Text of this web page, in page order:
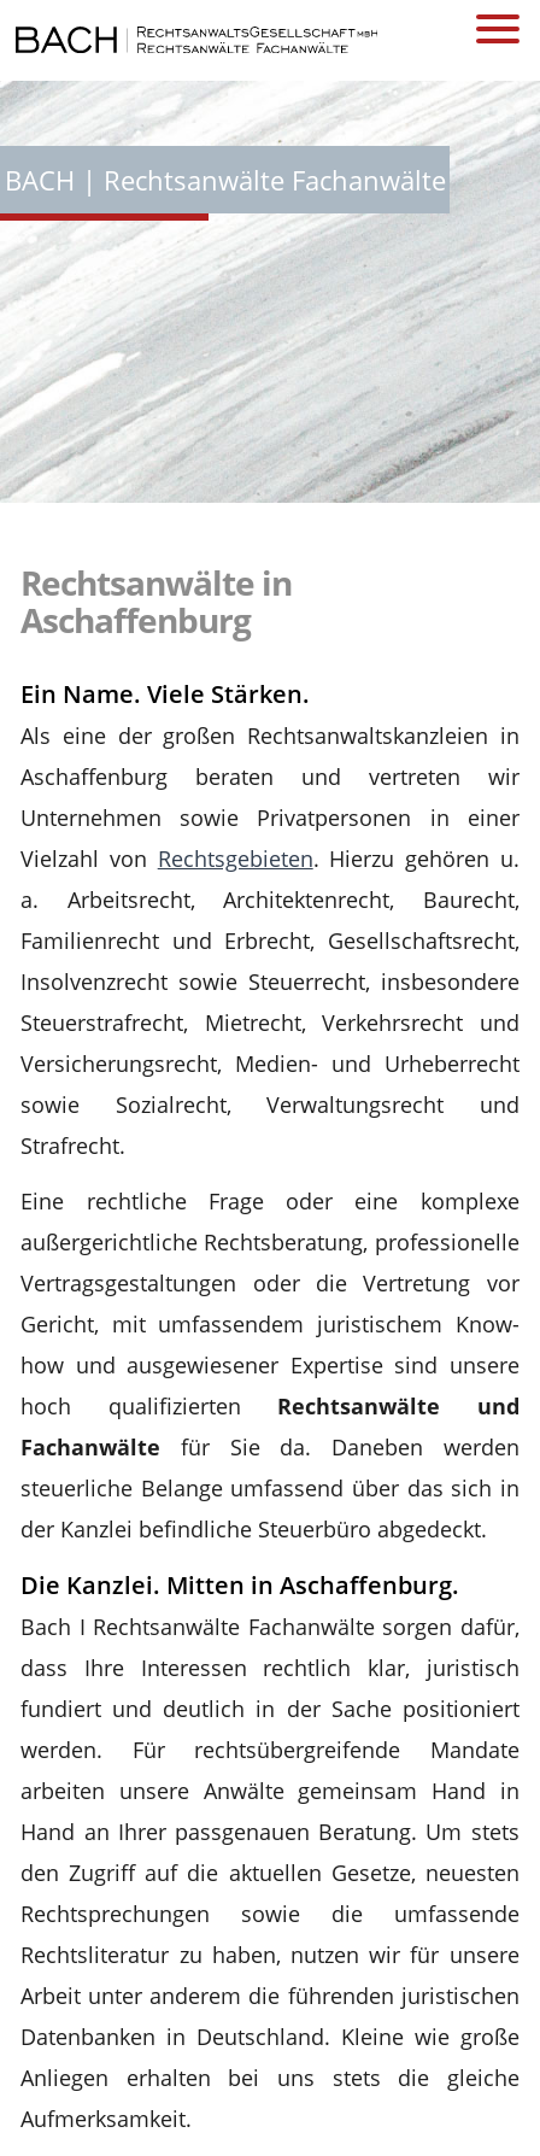
KANZLEI
BACH | Rechtsanwälte Fachanwälte
Rechtsanwälte in
Aschaffenburg
Ein Name. Viele Stärken.
Als eine der großen Rechtsanwaltskanzleien in
Aschaffenburg beraten und vertreten wir
Unternehmen sowie Privatpersonen in einer
Vielzahl von Rechtsgebieten. Hierzu gehören u.
a. Arbeitsrecht, Architektenrecht, Baurecht,
Familienrecht und Erbrecht, Gesellschaftsrecht,
Insolvenzrecht sowie Steuerrecht, insbesondere
Steuerstrafrecht, Mietrecht, Verkehrsrecht und
Versicherungsrecht, Medien- und Urheberrecht
sowie Sozialrecht, Verwaltungsrecht und
Strafrecht.
Eine rechtliche Frage oder eine komplexe
außergerichtliche Rechtsberatung, professionelle
Vertragsgestaltungen oder die Vertretung vor
Gericht, mit umfassendem juristischem Know-
how und ausgewiesener Expertise sind unsere
hoch qualifizierten Rechtsanwälte und
Fachanwälte für Sie da. Daneben werden
steuerliche Belange umfassend über das sich in
der Kanzlei befindliche Steuerbüro abgedeckt.
Die Kanzlei. Mitten in Aschaffenburg.
Bach I Rechtsanwälte Fachanwälte sorgen dafür,
dass Ihre Interessen rechtlich klar, juristisch
fundiert und deutlich in der Sache positioniert
werden. Für rechtsübergreifende Mandate
arbeiten unsere Anwälte gemeinsam Hand in
Hand an Ihrer passgenauen Beratung. Um stets
den Zugriff auf die aktuellen Gesetze, neuesten
Rechtsprechungen sowie die umfassende
Rechtsliteratur zu haben, nutzen wir für unsere
Arbeit unter anderem die führenden juristischen
Datenbanken in Deutschland. Kleine wie große
Anliegen erhalten bei uns stets die gleiche
Aufmerksamkeit.